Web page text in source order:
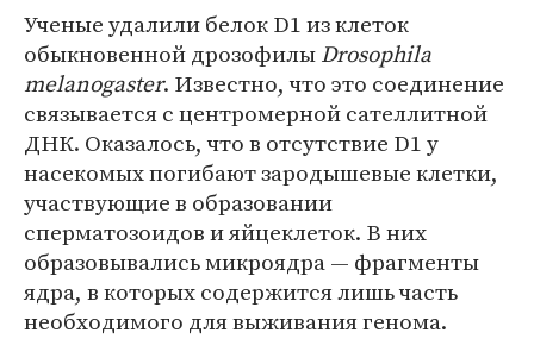
Ученые удалили белок D1 из клеток
обыкновенной дрозофилыDrosophila
melanogaster. Известно, что это соединение
связывается с центромерной сателлитной
ДНК. Оказалось, что в отсутствие D1 у
насекомых погибают зародышевые клетки,
участвующие в образовании
сперматозоидов и яйцеклеток. В них
образовывались микроядра — фрагменты
ядра, в которых содержится лишь часть
необходимого для выживания генома.